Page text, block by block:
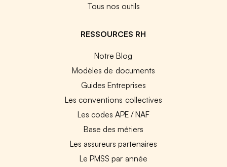
Tous nos outils
RESSOURCES RH
Notre Blog
Modèles de documents
Guides Entreprises
Les conventions collectives
Les codes APE / NAF
Base des métiers
Les assureurs partenaires
Le PMSS par année